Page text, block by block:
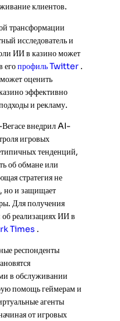
клиентов.
трансформации
исследователь и
ИИ в казино может
егопрофиль Twitter .
оценить
эффективно
и рекламу.
внедрил AI-
игровых
тенденций,
об обмане или
стратегия не
но и защищает
Для получения
реализациях ИИ в
Times .
респонденты
в обслуживании
помощь геймерам и
агенты
от игровых